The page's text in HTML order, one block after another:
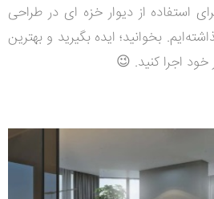
استفاده از دیوار خزه ای در طراحی
بخوانید؛ ایده بگیرید و بهترین
خود اجرا کنید. 😉